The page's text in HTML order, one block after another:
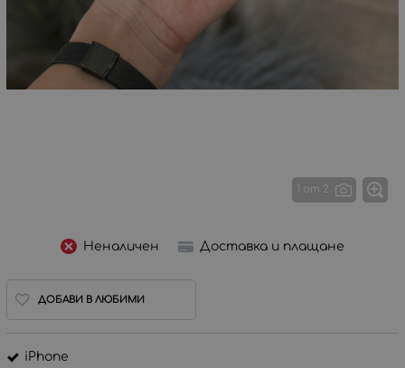
1 от 2
Неналичен Доставка и плащане
ДОБАВИ В ЛЮБИМИ
iPhone